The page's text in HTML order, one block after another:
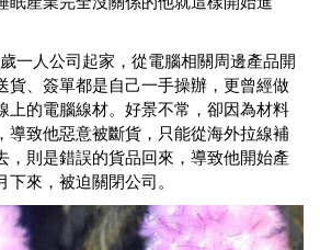
一人公司起家，從電腦相關周邊產品開
貨、簽單都是自己一手操辦，更曾經做
上的電腦線材。好景不常，卻因為材料
導致他惡意被斷貨，只能從海外拉線補
，則是錯誤的貨品回來，導致他開始產
來，被迫關閉公司。